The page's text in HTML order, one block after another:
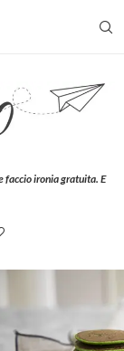
faccio ironia gratuita. E